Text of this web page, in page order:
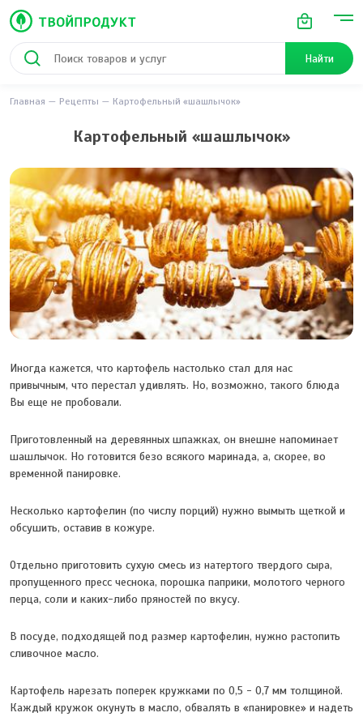
Найти
Главная Рецепты Картофельный «шашлычок»
Картофельный «шашлычок»
Иногда кажется, что картофель настолько стал для нас
привычным, что перестал удивлять. Но, возможно, такого блюда
Вы еще не пробовали.
Приготовленный на деревянных шпажках, он внешне напоминает
шашлычок. Но готовится безо всякого маринада, а, скорее, во
временной панировке.
Несколько картофелин (по числу порций) нужно вымыть щеткой и
обсушить, оставив в кожуре.
Отдельно приготовить сухую смесь из натертого твердого сыра,
пропущенного пресс чеснока, порошка паприки, молотого черного
перца, соли и каких-либо пряностей по вкусу.
В посуде, подходящей под размер картофелин, нужно растопить
сливочное масло.
Картофель нарезать поперек кружками по 0,5 - 0,7 мм толщиной.
Каждый кружок окунуть в масло, обвалять в «панировке» и надеть